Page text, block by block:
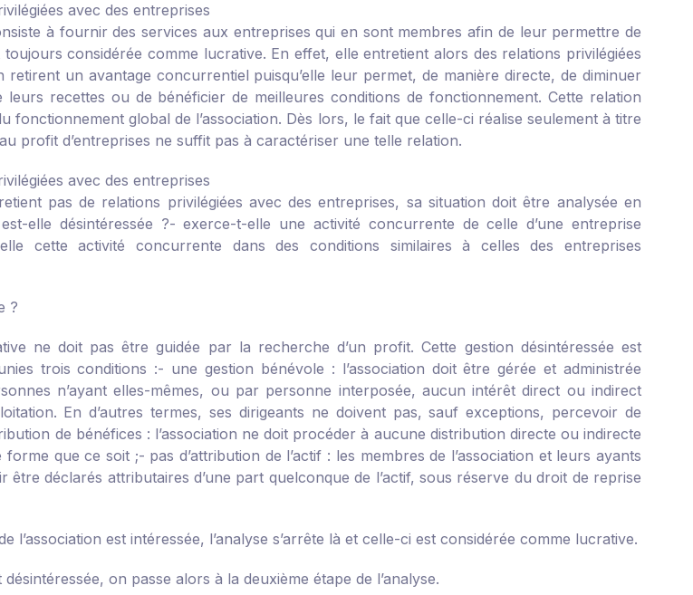
avec des entreprises
à fournir des services aux entreprises qui en sont membres afin de leur permettre de
considérée comme lucrative. En effet, elle entretient alors des relations privilégiées
retirent un avantage concurrentiel puisqu’elle leur permet, de manière directe, de diminuer
leurs recettes ou de bénéficier de meilleures conditions de fonctionnement. Cette relation
fonctionnement global de l’association. Dès lors, le fait que celle-ci réalise seulement à titre
profit d’entreprises ne suffit pas à caractériser une telle relation.
avec des entreprises
pas de relations privilégiées avec des entreprises, sa situation doit être analysée en
elle désintéressée ?- exerce-t-elle une activité concurrente de celle d’une entreprise
cette activité concurrente dans des conditions similaires à celles des entreprises
?
ne doit pas être guidée par la recherche d’un profit. Cette gestion désintéressée est
trois conditions :- une gestion bénévole : l’association doit être gérée et administrée
n’ayant elles-mêmes, ou par personne interposée, aucun intérêt direct ou indirect
En d’autres termes, ses dirigeants ne doivent pas, sauf exceptions, percevoir de
de bénéfices : l’association ne doit procéder à aucune distribution directe ou indirecte
forme que ce soit ;- pas d’attribution de l’actif : les membres de l’association et leurs ayants
être déclarés attributaires d’une part quelconque de l’actif, sous réserve du droit de reprise
l’association est intéressée, l’analyse s’arrête là et celle-ci est considérée comme lucrative.
on passe alors à la deuxième étape de l’analyse.